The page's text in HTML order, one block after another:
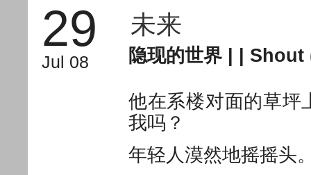
29
Jul 08
未来
隐现的世界 Shout
他在系楼对面的草坪
我吗？
年轻人漠然地摇摇头